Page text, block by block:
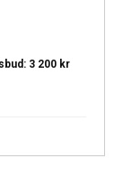
3 200 kr